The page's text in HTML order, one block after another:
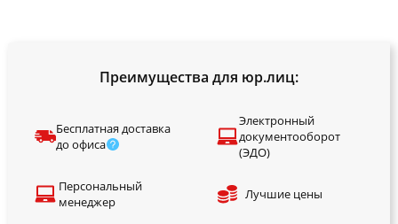
Преимущества для юр.лиц:
Бесплатная доставка
до офиса
Электронный
документооборот
(ЭДО)
Персональный
менеджер
Лучшие цены